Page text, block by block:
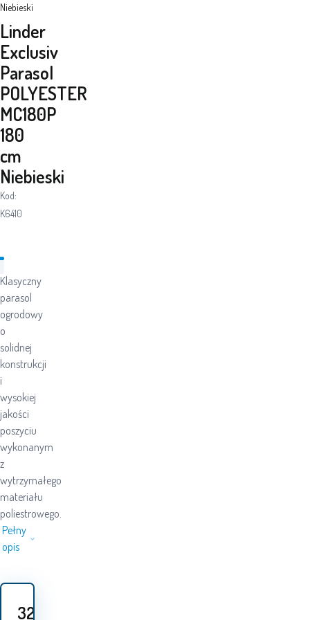
Niebieski
Linder
Exclusiv
Parasol
POLYESTER
MC180P
180
cm
Niebieski
Kod:
K6410
Klasyczny
parasol
ogrodowy
o
solidnej
konstrukcji
i
wysokiej
jakości
poszyciu
wykonanym
z
wytrzymałego
materiału
poliestrowego.
Pełny
opis
32